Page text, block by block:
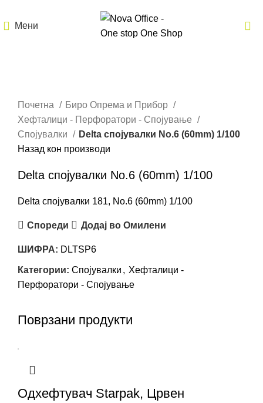
Мени
Почетна
Биро Опрема и Прибор
Хефталици - Перфоратори - Спојување
Спојувалки
Delta спојувалки No.6 (60mm) 1/100
Назад кон производи
Delta спојувалки No.6 (60mm) 1/100
Delta спојувалки 181, No.6 (60mm) 1/100
Спореди Додај во Омилени
ШИФРА: DLTSP6
Категории: Спојувалки , Хефталици -
Перфоратори - Спојување
Поврзани продукти
Одхефтувач Starpak, Црвен